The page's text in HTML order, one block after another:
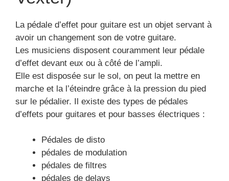
pédales de delays
Pédales d’effets de
filtres
Cette pédale permettra une mise en équilibre du
son produit.
Donc elle donne l’opportunité d’équilibrer les
Pédales d’effet EQ